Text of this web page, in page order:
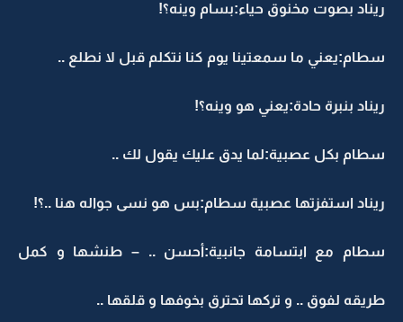
ريناد بصوت مخنوق حياء:بسام وينه؟!
سطام:يعني ما سمعتينا يوم كنا نتكلم قبل لا نطلع ..
ريناد بنبرة حادة:يعني هو وينه؟!
سطام بكل عصبية:لما يدق عليك يقول لك ..
ريناد استفزتها عصبية سطام:بس هو نسى جواله هنا ..؟!
سطام مع ابتسامة جانبية:أحسن .. – طنشها و كمل
طريقه لفوق .. و تركها تحترق بخوفها و قلقها ..